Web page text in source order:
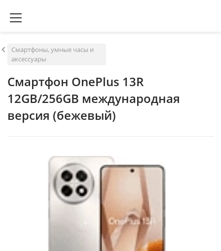
Смартфоны, умные часы и
аксессуары
Смартфон OnePlus 13R
12GB/256GB международная
версия (бежевый)